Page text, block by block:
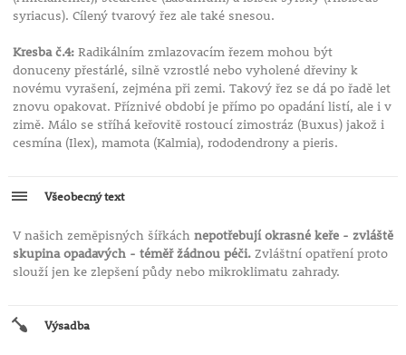
syriacus). Cílený tvarový řez ale také snesou.
Kresba č.4:Radikálním zmlazovacím řezem mohou být
donuceny přestárlé, silně vzrostlé nebo vyholené dřeviny k
novému vyrašení, zejména při zemi. Takový řez se dá po řadě let
znovu opakovat. Příznivé období je přímo po opadání listí, ale i v
zimě. Málo se stříhá keřovitě rostoucí zimostráz (Buxus) jakož i
cesmína (Ilex), mamota (Kalmia), rododendrony a pieris.
Všeobecný text
V našich zeměpisných šířkách nepotřebují okrasné keře - zvláště
skupina opadavých - téměř žádnou péči.Zvláštní opatření proto
slouží jen ke zlepšení půdy nebo mikroklimatu zahrady.
Výsadba